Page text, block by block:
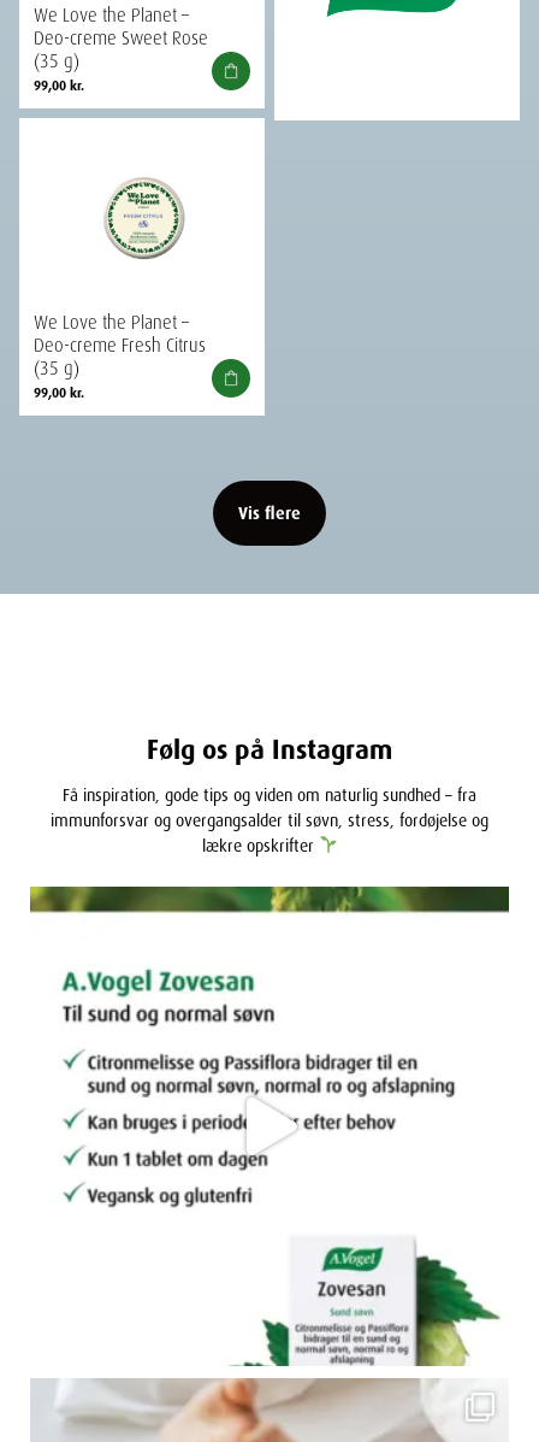
We Love the Planet –
Deo-creme Sweet Rose
(35 g)
99,00kr.
We Love the Planet –
Deo-creme Fresh Citrus
(35 g)
99,00kr.
Vis flere
Følg os på Instagram
Få inspiration, gode tips og viden om naturlig sundhed – fra
immunforsvar og overgangsalder til søvn, stress, fordøjelse og
lækre opskrifter